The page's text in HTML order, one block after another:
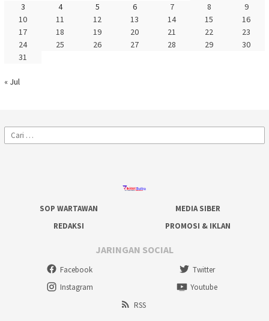
3
4 5 6 7 8
9
10
11 12 13 14 15
16
17
18 19 20 21 22
23
24
25 26 27 28 29
30
31
« Jul
Cari
untuk:
SOP WARTAWAN
MEDIA SIBER
REDAKSI
PROMOSI & IKLAN
JARINGAN SOCIAL
Facebook
Twitter
Instagram
Youtube
RSS